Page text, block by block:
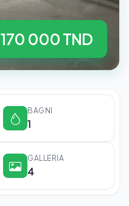
170 000 TND
BAGNI
1
GALLERIA
4